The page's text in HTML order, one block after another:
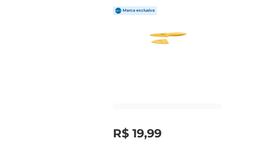
R$ 19,99